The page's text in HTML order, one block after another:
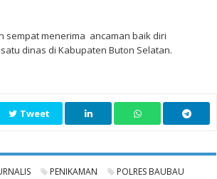
sempat menerima ancaman baik diri
dinas di Kabupaten Buton Selatan.
Tweet
PENIKAMAN POLRES BAUBAU